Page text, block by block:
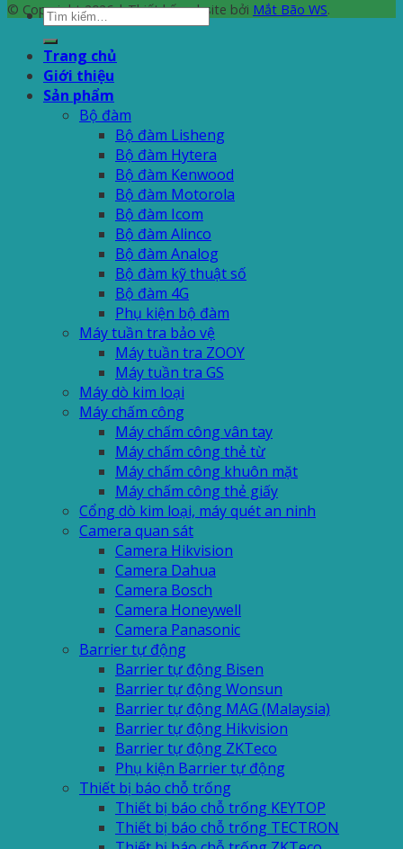
© Copyright 2026 | Thiết kế website bởi Mắt Bão WS.
Tìm
kiếm:
Trang chủ
Giới thiệu
Sản phẩm
Bộ đàm
Bộ đàm Lisheng
Bộ đàm Hytera
Bộ đàm Kenwood
Bộ đàm Motorola
Bộ đàm Icom
Bộ đàm Alinco
Bộ đàm Analog
Bộ đàm kỹ thuật số
Bộ đàm 4G
Phụ kiện bộ đàm
Máy tuần tra bảo vệ
Máy tuần tra ZOOY
Máy tuần tra GS
Máy dò kim loại
Máy chấm công
Máy chấm công vân tay
Máy chấm công thẻ từ
Máy chấm công khuôn mặt
Máy chấm công thẻ giấy
Cổng dò kim loại, máy quét an ninh
Camera quan sát
Camera Hikvision
Camera Dahua
Camera Bosch
Camera Honeywell
Camera Panasonic
Barrier tự động
Barrier tự động Bisen
Barrier tự động Wonsun
Barrier tự động MAG (Malaysia)
Barrier tự động Hikvision
Barrier tự động ZKTeco
Phụ kiện Barrier tự động
Thiết bị báo chỗ trống
Thiết bị báo chỗ trống KEYTOP
Thiết bị báo chỗ trống TECTRON